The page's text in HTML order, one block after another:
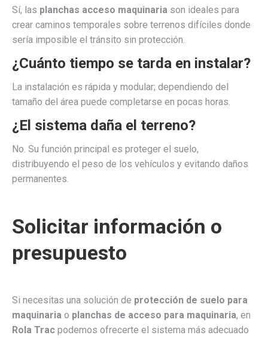
Sí, las planchas acceso maquinaria son ideales para
crear caminos temporales sobre terrenos difíciles donde
sería imposible el tránsito sin protección.
¿Cuánto tiempo se tarda en instalar?
La instalación es rápida y modular; dependiendo del
tamaño del área puede completarse en pocas horas.
¿El sistema daña el terreno?
No. Su función principal es proteger el suelo,
distribuyendo el peso de los vehículos y evitando daños
permanentes.
Solicitar información o
presupuesto
Si necesitas una solución de protección de suelo para
maquinaria o planchas de acceso para maquinaria, en
Rola Trac podemos ofrecerte el sistema más adecuado